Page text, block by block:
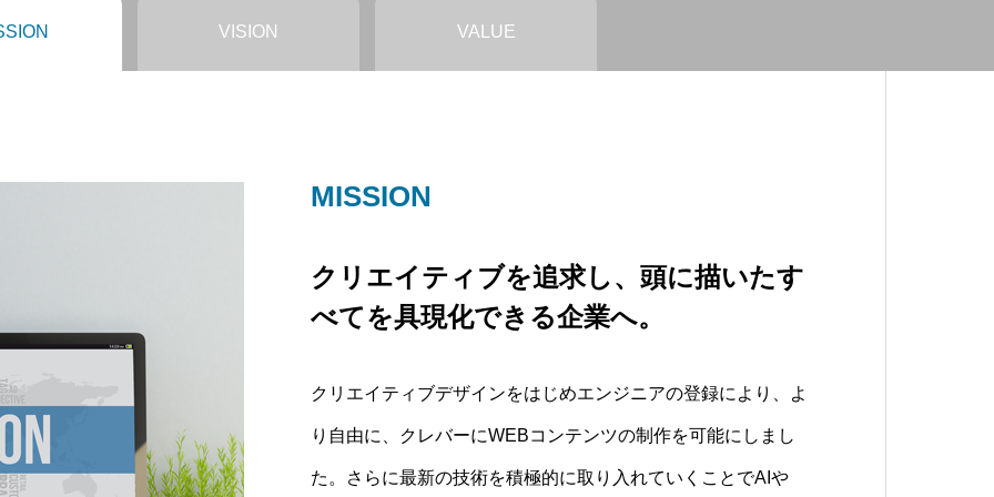
VISION VALUE
MISSION
クリエイティブを追求し、頭に描いたす
べてを具現化できる企業へ。
クリエイティブデザインをはじめエンジニアの登録により、よ
り自由に、クレバーにWEBコンテンツの制作を可能にしまし
た。さらに最新の技術を積極的に取り入れていくことでAIや
VISION
”少し先の未来を手元に”をテーマに、
Meliusは取り組んでいます。
もう少し先だと思っていた未来の技術やできなかったことを自
分たちで作り出すことを我々はVISIONとしています。
VALUE
WEBコンテンツを低価格に。さらにク
オリティをあげて。
他社にできない価格で。さらにコンテンツ内容を上げていける
よう企業として努力をし続けます。